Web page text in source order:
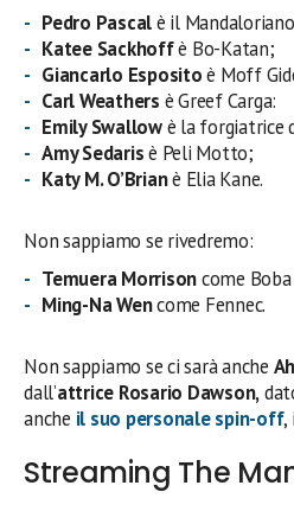
Pedro Pascalè il
Katee Sackhoffè Bo-Katan;
Giancarlo Espositoè Moff
Carl Weathers è Greef Carga:
Emily Swallowè la forgiatrice
Amy Sedarisè Peli Motto;
Katy M. O’Brianè Elia Kane.
Non sappiamo se rivedremo:
Temuera Morrisoncome
Ming-Na Wencome Fennec.
Non sappiamo se ci sarà anche
dall’attrice Rosario Dawson,
anche il suo personale spin-off,
Streaming The